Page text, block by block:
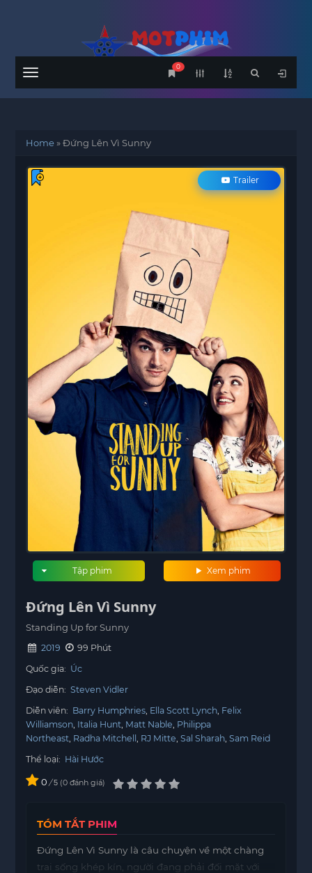
Menu
0
Home»Đứng Lên Vì Sunny
Trailer
Xem phim
Tập phim
Đứng Lên Vì Sunny
Standing Up for Sunny
2019
99 Phút
Quốc gia: Úc
Đạo diễn: Steven Vidler
Diễn viên: Barry Humphries Ella Scott Lynch Felix
Williamson Italia Hunt Matt Nable Philippa
Northeast Radha Mitchell RJ Mitte Sal Sharah Sam Reid
Thể loại: Hài Hước
0 / 5 0 đánh giá
TÓM TẮT PHIM
Đứng Lên Vì Sunny là câu chuyện về một chàng
trai sống khép kín, người đang phải đối mặt với